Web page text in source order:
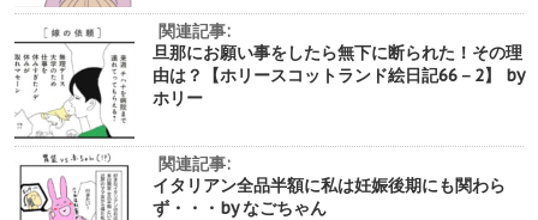
関連記事:
旦那にお願い事をしたら無下に断られた！その理
由は？【ホリースコットランド絵日記66－2】 by
ホリー
関連記事:
イタリアン全品半額に私は妊娠後期にも関わら
ず・・・by なごちゃん